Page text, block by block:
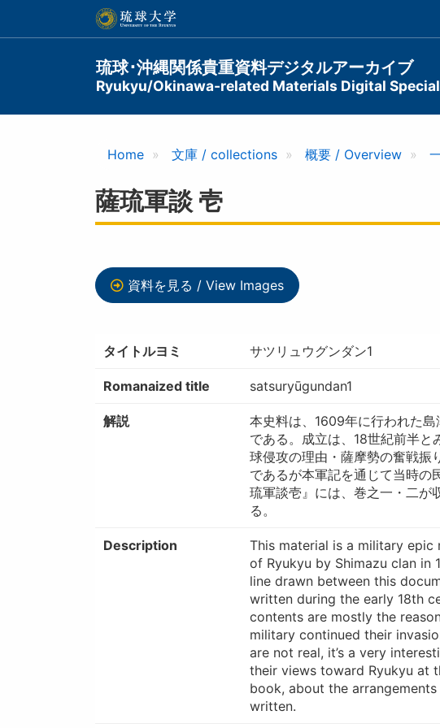
ン
琉球･沖縄関係貴重資料デジタルアーカイブ
Ryukyu/Okinawa-related Materials Digital
Main
navigation
Home 文庫 / collections 概要 / Overview
薩琉軍談 壱
資料を見る / View Images
タイトルヨミ サツリュウグンダン1
Romanaized title satsuryūgundan1
解説
本史料は、1609年に行われた
である。成立は、18世紀前半
球侵攻の理由・薩摩勢の奮戦振
であるが本軍記を通じて当時の
琉軍談壱』には、巻之一・二が
る。
Description
This material is a military epic
of Ryukyu by Shimazu clan in
line drawn between this
written during the early 18th
contents are mostly the
military continued their
are not real, it’s a very
their views toward Ryukyu at
book, about the
written.